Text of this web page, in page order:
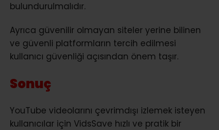
bulundurulmalıdır.
Ayrıca güvenilir olmayan siteler yerine bilinen
ve güvenli platformların tercih edilmesi
kullanıcı güvenliği açısından önem taşır.
Sonuç
YouTube videolarını çevrimdışı izlemek isteyen
kullanıcılar için VidsSave hızlı ve pratik bir